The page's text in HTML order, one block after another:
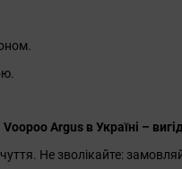
Argus в Україні –
Не зволікайте: